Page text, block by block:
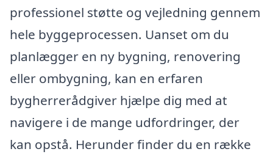
professionel støtte og vejledning gennem
hele byggeprocessen. Uanset om du
planlægger en ny bygning, renovering
eller ombygning, kan en erfaren
bygherrerådgiver hjælpe dig med at
navigere i de mange udfordringer, der
kan opstå. Herunder finder du en række